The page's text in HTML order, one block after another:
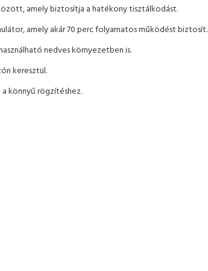
amely biztosítja a hatékony tisztálkodást.
amely akár 70 perc folyamatos működést biztosít.
nedves környezetben is.
keresztül.
könnyű rögzítéshez.